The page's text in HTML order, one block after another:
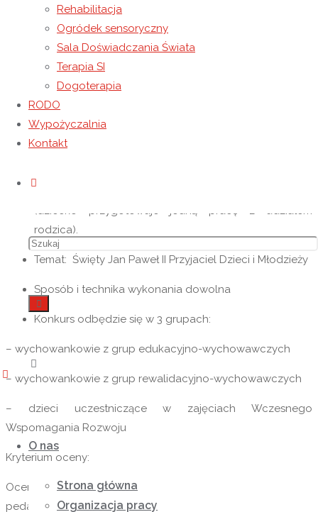
Rehabilitacja
Ogródek sensoryczny
Sala Doświadczania Świata
Terapia SI
Dogoterapia
RODO
Wypożyczalnia
Kontakt
Szukaj:
Szukaj
Przejdź
treści
O nas
Strona główna
Organizacja pracy
Konkurs jest zorganizowany, by rozbudzić wyobraźnię i
pobudzić inwencję twórczą, by sprawić wiele radości
płynącej z wykonywania pracy wspólnie – dzieci, młodzieży
i rodziców/opiekunów, by przybliżyć postać świętego Jana
Pawła II Przyjaciela Dzieci i Młodzieży.
Ogólne informacje:
(dziecko przygotowuje jedną pracę z udziałem
rodzica).
Temat: Święty Jan Paweł II Przyjaciel Dzieci i Młodzieży
Sposób i technika wykonania dowolna
Konkurs odbędzie się w 3 grupach:
– wychowankowie z grup edukacyjno-wychowawczych
– wychowankowie z grup rewalidacyjno-wychowawczych
– dzieci uczestniczące w zajęciach Wczesnego
Wspomagania Rozwoju
Kryterium oceny:
Oceny prac dokona powołane spośród pracowników
pedagogicznych NORW Caritas jury.